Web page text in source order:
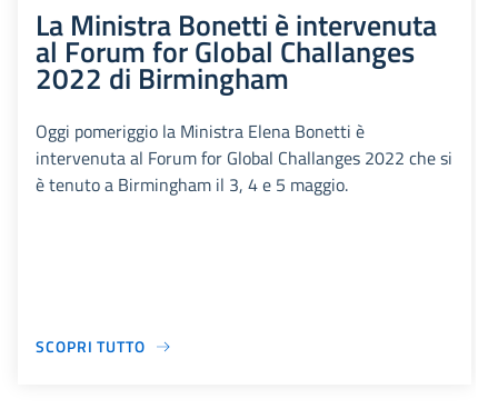
La Ministra Bonetti è intervenuta
al Forum for Global Challanges
2022 di Birmingham
Oggi pomeriggio la Ministra Elena Bonetti è
intervenuta al Forum for Global Challanges 2022 che si
è tenuto a Birmingham il 3, 4 e 5 maggio.
SCOPRI TUTTO